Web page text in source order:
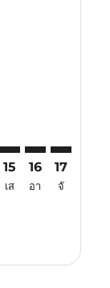
15
เส
16
อา
17
จั